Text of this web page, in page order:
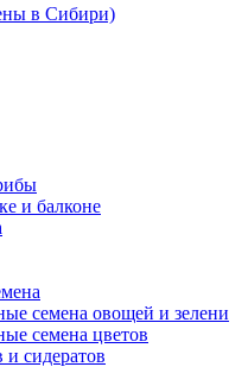
в Сибири)
и балконе
семена овощей и зелени
семена цветов
сидератов